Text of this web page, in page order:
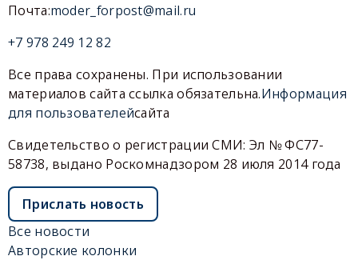
Почта:moder_forpost@mail.ru
+7 978 249 12 82
Все права сохранены. При использовании
материалов сайта ссылка обязательна.Информация
для пользователейсайта
Свидетельство о регистрации СМИ: Эл № ФС77-
58738, выдано Роскомнадзором 28 июля 2014 года
Прислать новость
Все новости
Авторские колонки